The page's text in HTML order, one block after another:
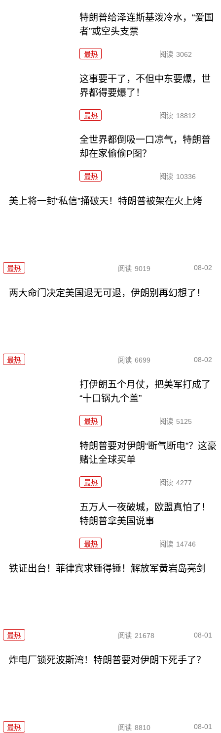
特朗普给泽连斯基泼冷水，“爱国
者”或空头支票
最热 阅读 3062
这事要干了，不但中东要爆，世
界都得要爆了！
最热 阅读 18812
全世界都倒吸一口凉气，特朗普
却在家偷偷P图？
最热 阅读 10336
美上将一封“私信”捅破天！特朗普被架在火上烤
最热 阅读 9019 08-02
两大命门决定美国退无可退，伊朗别再幻想了！
最热 阅读 6699 08-02
打伊朗五个月仗，把美军打成了
“十口锅九个盖”
最热 阅读 5125
特朗普要对伊朗“断气断电”？这豪
赌让全球买单
最热 阅读 4277
五万人一夜破城，欧盟真怕了！
特朗普拿美国说事
最热 阅读 14746
铁证出台！菲律宾求锤得锤！解放军黄岩岛亮剑
最热 阅读 21678 08-01
炸电厂锁死波斯湾！特朗普要对伊朗下死手了？
最热 阅读 8810 08-01